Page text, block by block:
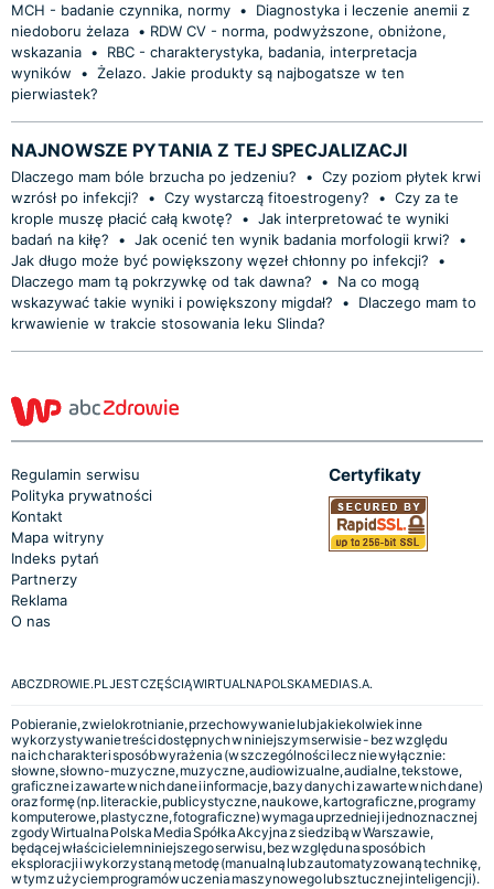
MCH - badanie czynnika, normy •
Diagnostyka i leczenie anemii z
niedoboru żelaza • ​RDW CV - norma, podwyższone, obniżone,
wskazania •
RBC - charakterystyka, badania, interpretacja
wyników
• Żelazo. Jakie produkty są najbogatsze w ten
pierwiastek?
NAJNOWSZE PYTANIA Z TEJ SPECJALIZACJI
Dlaczego mam bóle brzucha po jedzeniu? • Czy poziom płytek krwi
wzrósł po infekcji?
• Czy wystarczą fitoestrogeny? • Czy za te
krople muszę płacić całą kwotę?
• Jak interpretować te wyniki
badań na kiłę?
• Jak ocenić ten wynik badania morfologii krwi?
•
Jak długo może być powiększony węzeł chłonny po infekcji?
•
Dlaczego mam tą pokrzywkę od tak dawna?
•
Na co mogą
wskazywać takie wyniki i powiększony migdał?
•
Dlaczego mam to
krwawienie w trakcie stosowania leku Slinda?
Regulamin serwisu
Polityka prywatności
Kontakt
Mapa witryny
Indeks pytań
Partnerzy
Reklama
O nas
Certyfikaty
ABCZDROWIE.PL JEST CZĘŚCIĄ WIRTUALNA POLSKA MEDIA S.A.
Pobieranie, zwielokrotnianie, przechowywanie lub jakiekolwiek inne
wykorzystywanie treści dostępnych w niniejszym serwisie - bez względu
na ich charakter i sposób wyrażenia (w szczególności lecz nie wyłącznie:
słowne, słowno-muzyczne, muzyczne, audiowizualne, audialne, tekstowe,
graficzne i zawarte w nich dane i informacje, bazy danych i zawarte w nich dane)
oraz formę (np. literackie, publicystyczne, naukowe, kartograficzne, programy
komputerowe, plastyczne, fotograficzne) wymaga uprzedniej i jednoznacznej
zgody Wirtualna Polska Media Spółka Akcyjna z siedzibą w Warszawie,
będącej właścicielem niniejszego serwisu, bez względu na sposób ich
eksploracji i wykorzystaną metodę (manualną lub zautomatyzowaną technikę,
w tym z użyciem programów uczenia maszynowego lub sztucznej inteligencji).